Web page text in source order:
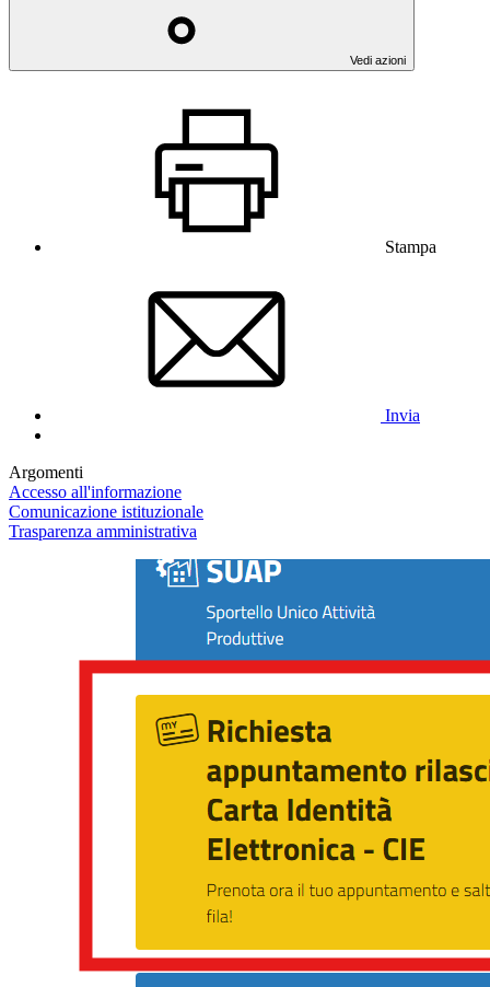
Vedi azioni
Stampa
Invia
Argomenti
Accesso all'informazione
Comunicazione istituzionale
Trasparenza amministrativa